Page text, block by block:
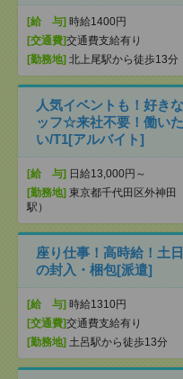
[給 与] 時給1400円
[交通費]交通費支給有り
[勤務地] 北上尾駅から徒歩13分
人気イベントも！好き
ッフ☆来社不要！働い
い/T1[アルバイト]
[給 与] 日給13,000円～
[勤務地] 東京都千代田区外神田
駅）
座り仕事！高時給！土
の封入・梱包[派遣]
[給 与] 時給1310円
[交通費]交通費支給有り
[勤務地] 土呂駅から徒歩13分